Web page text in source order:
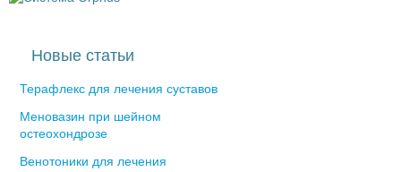
Новые статьи
Терафлекс для лечения суставов
Меновазин при шейном
остеохондрозе
Венотоники для лечения